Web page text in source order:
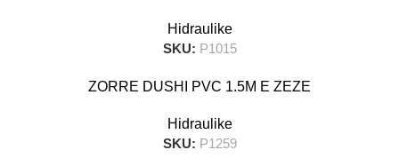
Hidraulike
SKU: P1015
ZORRE DUSHI PVC 1.5M E ZEZE
Hidraulike
SKU: P1259